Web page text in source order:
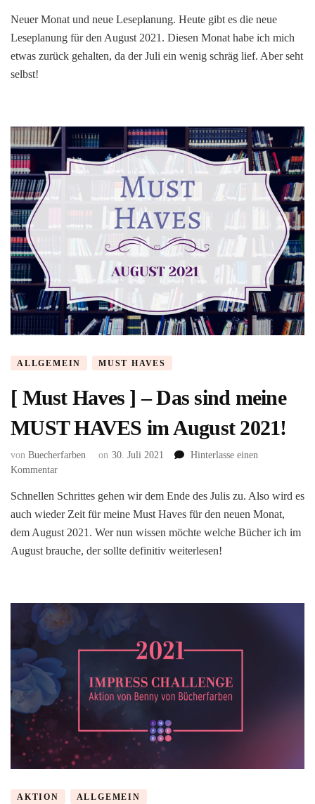
Leseplanung
]
–
August
2021!
Neuer Monat und neue Leseplanung. Heute gibt es die neue
Leseplanung für den August 2021. Diesen Monat habe ich mich
etwas zurück gehalten, da der Juli ein wenig schräg lief. Aber seht
selbst!
ALLGEMEIN MUST HAVES
[ Must Haves ] – Das sind meine
MUST HAVES im August 2021!
von Buecherfarben on 30. Juli 2021
Hinterlasse einen
Kommentarzu
Must
Haves
]
Das
MUST
HAVES
August
2021!
Schnellen Schrittes gehen wir dem Ende des Julis zu. Also wird es
auch wieder Zeit für meine Must Haves für den neuen Monat,
dem August 2021. Wer nun wissen möchte welche Bücher ich im
August brauche, der sollte definitiv weiterlesen!
AKTION ALLGEMEIN